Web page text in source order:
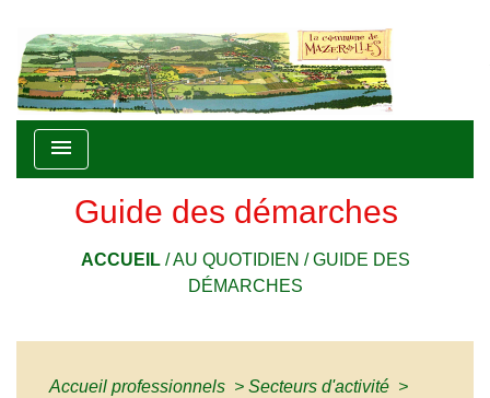
menu
Guide des démarches
ACCUEIL/AU QUOTIDIEN /GUIDE DES
DÉMARCHES
Accueil professionnels > Secteurs d'activité >